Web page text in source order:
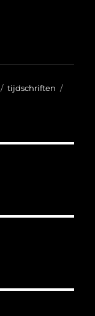
Categorieën
tijdschriften